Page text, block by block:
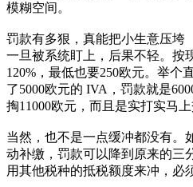
模糊空间。
罚款有多狠，真能把小生意压垮
一旦被系统盯上，后果不轻。按
120%，最低也要250欧元。举个
了5000欧元的 IVA，罚款就是
掏11000欧元，而且是实打实马上
当然，也不是一点缓冲都没有。
动补缴，罚款可以降到原来的三
用其他税种的抵税额度来冲，必